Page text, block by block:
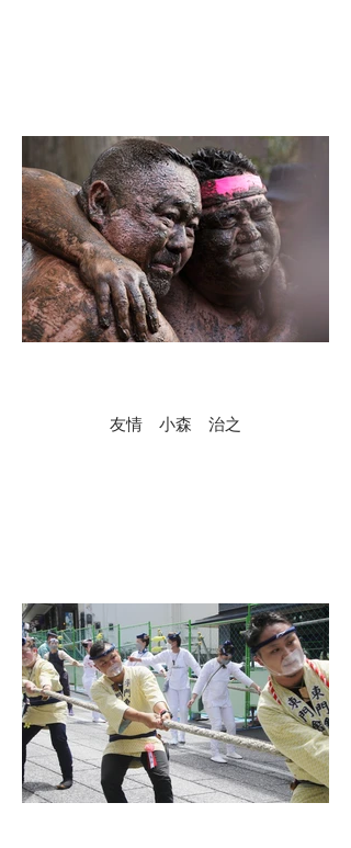
友情 小森 治之